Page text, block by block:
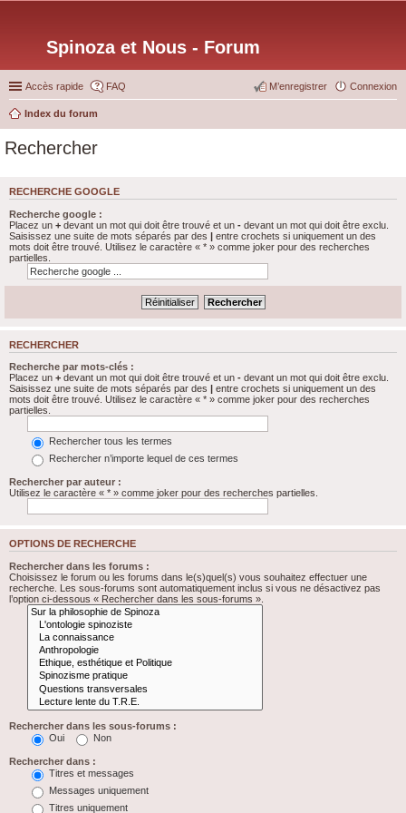
Spinoza et Nous - Forum
Accès rapide FAQ Connexion
M’enregistrer
Index du forum
Rechercher
RECHERCHE GOOGLE
Recherche google :
Placez un + devant un mot qui doit être trouvé et un - devant un mot qui doit être exclu.
Saisissez une suite de mots séparés par des | entre crochets si uniquement un des
mots doit être trouvé. Utilisez le caractère « * » comme joker pour des recherches
partielles.
RECHERCHER
Recherche par mots-clés :
Placez un + devant un mot qui doit être trouvé et un - devant un mot qui doit être exclu.
Saisissez une suite de mots séparés par des | entre crochets si uniquement un des
mots doit être trouvé. Utilisez le caractère « * » comme joker pour des recherches
partielles.
Rechercher tous les termes
Rechercher n’importe lequel de ces termes
Rechercher par auteur :
Utilisez le caractère « * » comme joker pour des recherches partielles.
OPTIONS DE RECHERCHE
Rechercher dans les forums :
Choisissez le forum ou les forums dans le(s)quel(s) vous souhaitez effectuer une
recherche. Les sous-forums sont automatiquement inclus si vous ne désactivez pas
l’option ci-dessous « Rechercher dans les sous-forums ».
Rechercher dans les sous-forums :
Oui
Non
Rechercher dans :
Titres et messages
Messages uniquement
Titres uniquement